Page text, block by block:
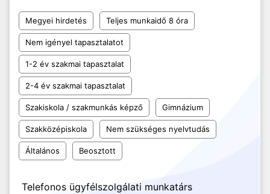
Megyei hirdetés Teljes munkaidő 8 óra
Nem igényel tapasztalatot
1-2 év szakmai tapasztalat
2-4 év szakmai tapasztalat
Szakiskola / szakmunkás képző Gimnázium
Szakközépiskola Nem szükséges nyelvtudás
Általános Beosztott
Telefonos ügyfélszolgálati munkatárs